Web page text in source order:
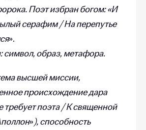
Поэт избран богом: «И
серафим / На перепутье
».
символ, образ, метафора.
высшей миссии,
происхождение дара
требует поэта / К священной
»), способность